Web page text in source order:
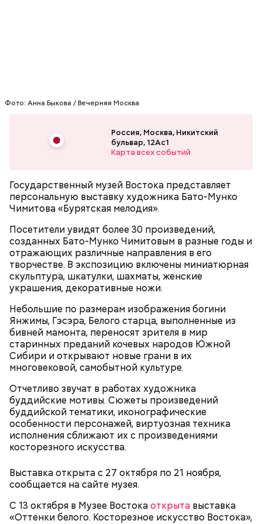
Фото: Анна Быкова / Вечерняя Москва
Россия, Москва, Никитский
бульвар, 12Ас1
Карта всех событий
Государственный музей Востока представляет
персональную выставку художника Бато-Мунко
Чимитова «Бурятская мелодия».
Посетители увидят более 30 произведений,
созданных Бато-Мунко Чимитовым в разные годы и
отражающих различные направления в его
творчестве. В экспозицию включены миниатюрная
скульптура, шкатулки, шахматы, женские
украшения, декоративные ножи.
Небольшие по размерам изображения богини
Янжимы, Гэсэра, Белого старца, выполненные из
бивней мамонта, переносят зрителя в мир
старинных преданий кочевых народов Южной
Сибири и открывают новые грани в их
многовековой, самобытной культуре.
Отчетливо звучат в работах художника
буддийские мотивы. Сюжеты произведений
буддийской тематики, иконографические
особенности персонажей, виртуозная техника
исполнения сближают их с произведениями
косторезного искусства.
Выставка открыта с 27 октября по 21 ноября,
сообщается на сайте музея.
С 13 октября в Музее Востокаоткрыта выставка
«Оттенки белого. Косторезное искусство Востока»,
сквернословить, а кроме того пустословить,
болтать;
чревоугодничать;
гневаться, что по поводу, что без повода.
Что нужно делать в Успенский пост:
Молодая красавица Фэй Форрестер (Джоан Уэйли-
Килмер) помогает своему любовнику Винсу (Майкл
Мэдсен) совершить дерзкое ограбление двух
Попав под власть чар Фэй, Джек соглашается, и как
по нотам разыгрывает «иллюзию убийства». После
того, как девушка исчезает, полиция, мафия и Винс
где деньги и… «труп» Фэй. В 1989 году фильм
получил гран-при Кинофестиваля детективного
кино в Коньяке (Франция) и приобрел статус
культового. Во многом этому способствовала
искренняя манера игры Килмера, получившего
возможность сниматься вместе с супругой.
Джим Моррисон, «Дорз» (The Doors,
1991)
Фото: «Дорз» (The Doors, 1991)